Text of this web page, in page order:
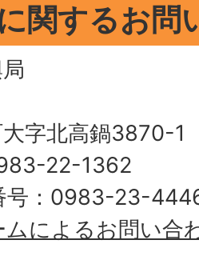
関するお問
字北高鍋3870-1
22-1362
号：0983-23-
ムによるお問い合